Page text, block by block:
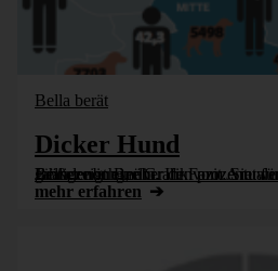
Bella berät
Dicker Hund
Bella zeigt eine Grafik vom Amt für Statistik Berlin-Brandenburg, über den prozentualen Anteil der über 65-Jährigen in Berlin. Ihr Fazit: Sie wurde dicker. Aber weder größer noch mehr.
mehr erfahren